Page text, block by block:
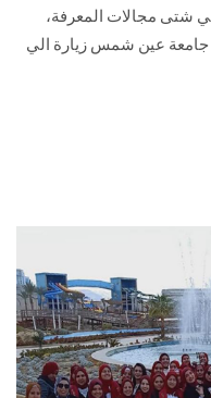
شتى مجالات المعرفة،
جامعة عين شمس زيارة الي